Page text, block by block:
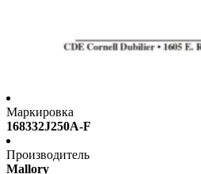
Маркировка
168332J250A-F
Производитель
Mallory